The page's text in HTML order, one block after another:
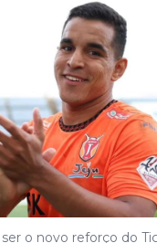
o novo reforço do